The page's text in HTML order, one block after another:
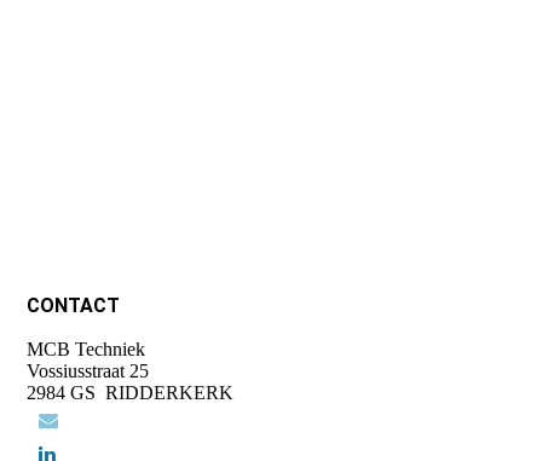
CONTACT
MCB Techniek
Vossiusstraat 25
2984 GS RIDDERKERK